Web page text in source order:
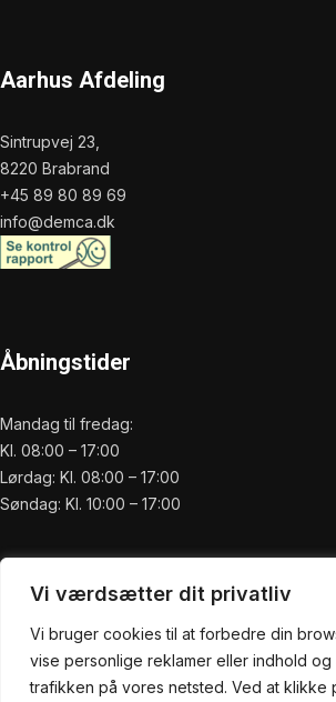
Vi værdsætter dit privatliv
Vi bruger cookies til at forbedre din
vise personlige reklamer eller indhold og
trafikken på vores netsted. Ved at klikke
Aarhus Afdeling
Sintrupvej 23,
8220 Brabrand
+45 89 80 89 69
info@demca.dk
Åbningstider
Mandag til fredag:
Kl. 08:00 – 17:00
Lørdag: Kl. 08:00 – 17:00
Søndag: Kl. 10:00 – 17:00
Praktisk
Forside
Om os
Service